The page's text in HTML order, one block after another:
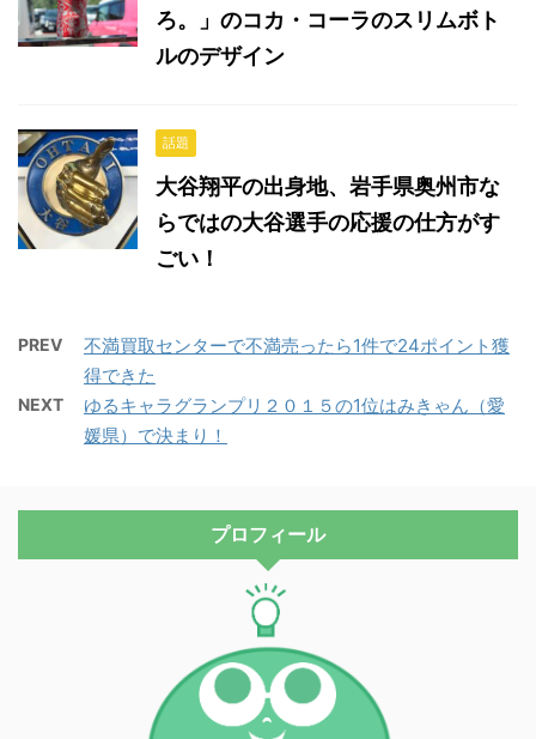
ろ。」のコカ・コーラのスリムボト
ルのデザイン
話題
大谷翔平の出身地、岩手県奥州市な
らではの大谷選手の応援の仕方がす
ごい！
PREV
不満買取センターで不満売ったら1件で24ポイント獲
得できた
NEXT
ゆるキャラグランプリ２０１５の1位はみきゃん（愛
媛県）で決まり！
プロフィール